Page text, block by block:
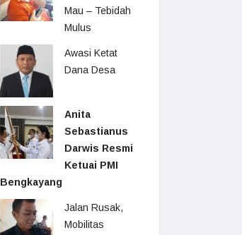
Mau – Tebidah
Mulus
Awasi Ketat
Dana Desa
Anita
Sebastianus
Darwis Resmi
Ketuai PMI
Bengkayang
Jalan Rusak,
Mobilitas